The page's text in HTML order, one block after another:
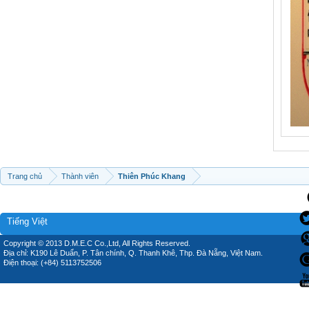
Trang chủ Thành viên Thiên Phúc Khang
Tiếng Việt
Copyright © 2013 D.M.E.C Co.,Ltd, All Rights Reserved.
Địa chỉ: K190 Lê Duẩn, P. Tân chính, Q. Thanh Khê, Thp. Đà Nẵng, Việt Nam.
Điện thoại: (+84) 5113752506